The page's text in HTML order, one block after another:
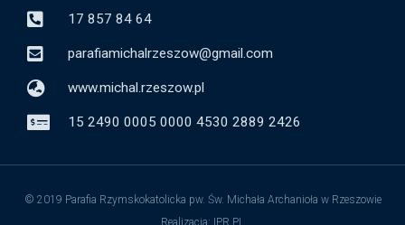
17 857 84 64
parafiamichalrzeszow@gmail.com
www.michal.rzeszow.pl
15 2490 0005 0000 4530 2889 2426
© 2019 Parafia Rzymskokatolicka pw. Św. Michała Archanioła w Rzeszowie
Realizacja: IPR.PL